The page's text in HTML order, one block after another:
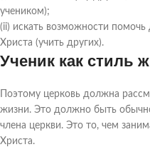
учеником);
(ii) искать возможности
Христа (учить других).
Ученик как стиль
Поэтому церковь должна
жизни. Это должно быть
члена церкви. Это то, чем
Христа.